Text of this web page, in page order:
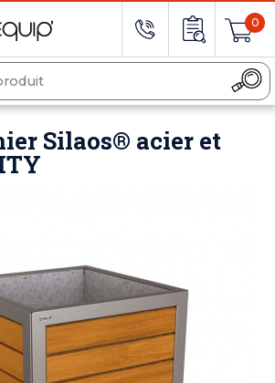
0
Silaos® acier et